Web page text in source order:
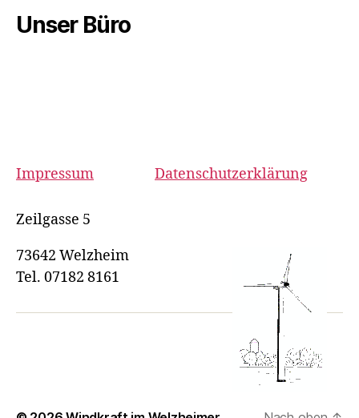
Unser Büro
Impressum Datenschutzerklärung
Zeilgasse 5
73642 Welzheim
Tel. 07182 8161